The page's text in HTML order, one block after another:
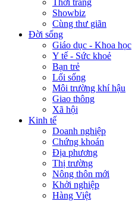
Thời trang
Showbiz
Cùng thư giãn
Đời sống
Giáo dục - Khoa học
Y tế - Sức khoẻ
Bạn trẻ
Lối sống
Môi trường khí hậu
Giao thông
Xã hội
Kinh tế
Doanh nghiệp
Chứng khoán
Địa phương
Thị trường
Nông thôn mới
Khởi nghiệp
Hàng Việt